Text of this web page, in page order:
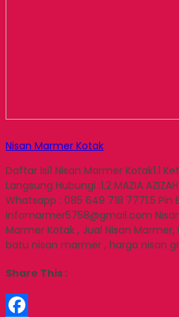
Nisan Marmer Kotak
Daftar Isi1 Nisan Marmer Kotak1.1
Langsung Hubungi :1.2 MAZIA
Whatsapp : 085 649 718 7771.5 Pin
infomarmer5758@gmail.com
Marmer Kotak , Jual Nisan
batu nisan marmer , harga nisan
Share This :